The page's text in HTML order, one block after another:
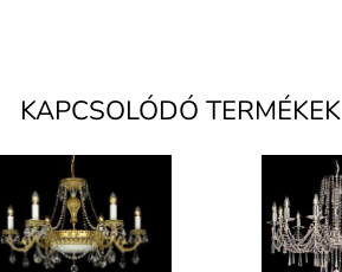
KAPCSOLÓDÓ TERMÉKEK